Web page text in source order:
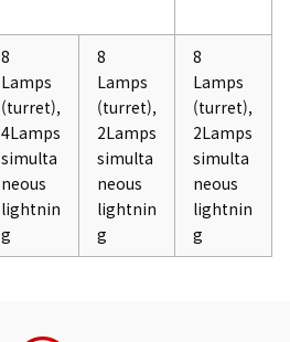
8
Lamps
(turret),
4Lamps
simulta
neous
lightnin
g
8
Lamps
(turret),
2Lamps
simulta
neous
lightnin
g
8
Lamps
(turret),
2Lamps
simulta
neous
lightnin
g